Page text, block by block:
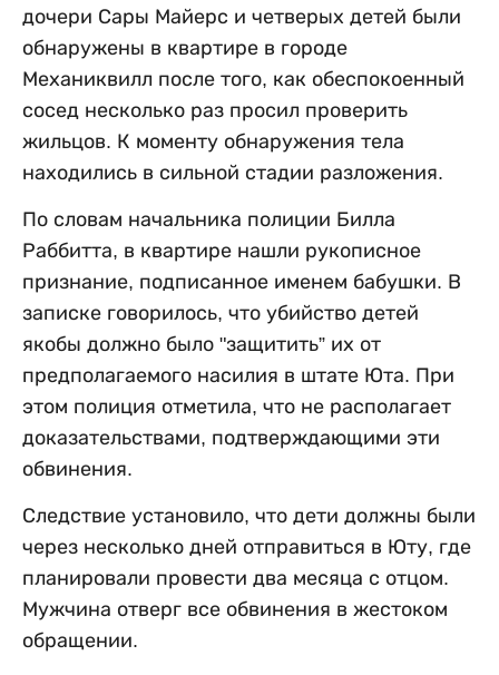
дочери Сары Майерс и четверых детей были
обнаружены в квартире в городе
Механиквилл после того, как обеспокоенный
сосед несколько раз просил проверить
жильцов. К моменту обнаружения тела
находились в сильной стадии разложения.
По словам начальника полиции Билла
Раббитта, в квартире нашли рукописное
признание, подписанное именем бабушки. В
записке говорилось, что убийство детей
якобы должно было "защитить” их от
предполагаемого насилия в штате Юта. При
этом полиция отметила, что не располагает
доказательствами, подтверждающими эти
обвинения.
Следствие установило, что дети должны были
через несколько дней отправиться в Юту, где
планировали провести два месяца с отцом.
Мужчина отверг все обвинения в жестоком
обращении.